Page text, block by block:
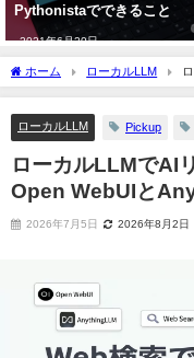
Pythonistaでできること
2021年6月20日
ホーム ローカルLLM
WebUIとAnythingLLMで試した結
ローカルLLM Pickup
ローカルLLMでAI
Open WebUIと
2026年7月5日 2026年8月2日